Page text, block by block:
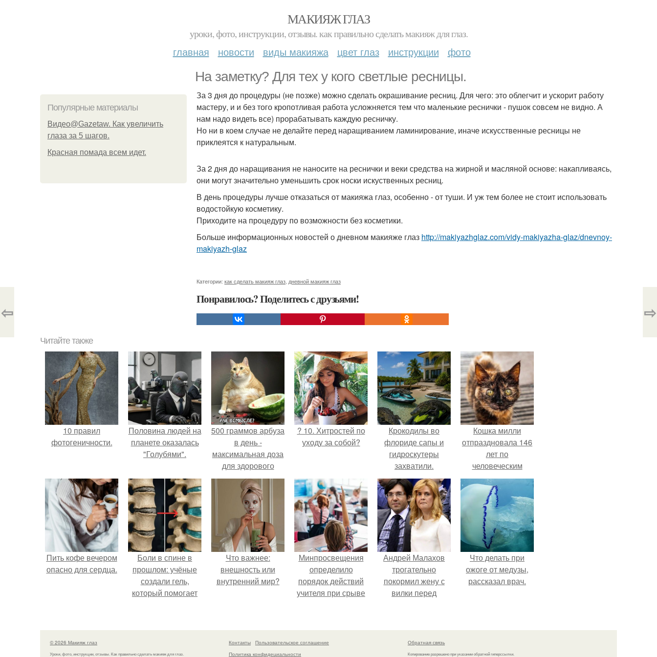
МАКИЯЖ ГЛАЗ
уроки, фото, инструкции, отзывы. как правильно сделать макияж для глаз.
главная новости виды макияжа цвет глаз инструкции фото
На заметку? Для тех у кого светлые ресницы.
Популярные материалы
Видео@Gazetaw. Как увеличить
глаза за 5 шагов.
Красная помада всем идет.
За 3 дня до процедуры (не позже) можно сделать окрашивание ресниц. Для чего: это облегчит и ускорит работу
мастеру, и и без того кропотливая работа усложняется тем что маленькие реснички - пушок совсем не видно. А
нам надо видеть все) прорабатывать каждую ресничку.
Но ни в коем случае не делайте перед наращиванием ламинирование, иначе искусственные ресницы не
приклеятся к натуральным.
За 2 дня до наращивания не наносите на реснички и веки средства на жирной и масляной основе: накапливаясь,
они могут значительно уменьшить срок носки искуственных ресниц.
В день процедуры лучше отказаться от макияжа глаз, особенно - от туши. И уж тем более не стоит использовать
водостойкую косметику.
Приходите на процедуру по возможности без косметики.
Больше информационных новостей о дневном макияже глаз http://makiyazhglaz.com/vidy-makiyazha-glaz/dnevnoy-
makiyazh-glaz
Категории: как сделать макияж глаз дневной макияж глаз
Понравилось? Поделитесь с друзьями!
⇦ ⇨
Читайте также
10 правил
фотогеничности.
Половина людей на
планете оказалась
"Голубями".
500 граммов арбуза
в день -
максимальная доза
для здорового
взрослого,
предупредили
врачи.
? 10. Хитростей по
уходу за собой?
Крокодилы во
флориде сапы и
гидроскутеры
захватили.
Кошка милли
отпраздновала 146
лет по
человеческим
Меркам и
претендует на
звание самой
старой в мире.
Пить кофе вечером
опасно для сердца.
Боли в спине в
прошлом: учёные
создали гель,
который помогает
диски.
Что важнее:
внешность или
внутренний мир?
Минпросвещения
определило
порядок действий
учителя при срыве
Андрей Малахов
трогательно
покормил жену с
вилки перед
поклонников.
Что делать при
ожоге от медузы,
рассказал врач.
© 2026 Макияж глаз
Уроки, фото, инструкции, отзывы. Как правильно сделать макияж для глаз.
Контакты
Пользовательское соглашение
Политика конфидециальности
Обратная связь
Копирование разрешено при указании обратной гиперссылки.